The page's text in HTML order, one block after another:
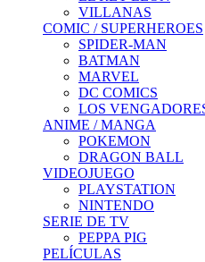
VILLANAS
COMIC / SUPERHEROES
SPIDER-MAN
BATMAN
MARVEL
DC COMICS
LOS
ANIME / MANGA
POKEMON
DRAGON BALL
VIDEOJUEGO
PLAYSTATION
NINTENDO
SERIE DE TV
PEPPA PIG
PELÍCULAS